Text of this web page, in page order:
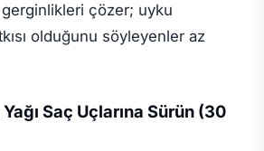
çözer; uyku
olduğunu söyleyenler az
Saç Uçlarına Sürün (30